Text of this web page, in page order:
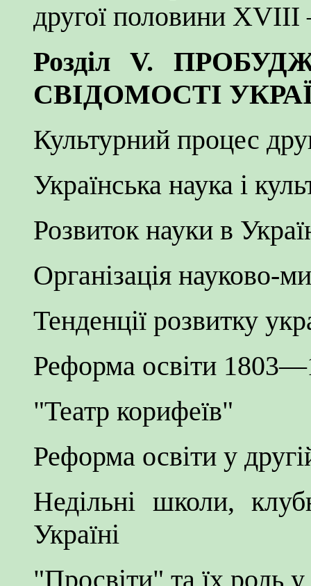
другої половини
Розділ V.
СВІДОМОСТІ
Культурний процес
Українська наука і
Розвиток науки в
Організація науково-
Тенденції розвитку
Реформа освіти
"Театр корифеїв"
Реформа освіти у
Недільні школи,
Україні
"Просвіти" та їх роль